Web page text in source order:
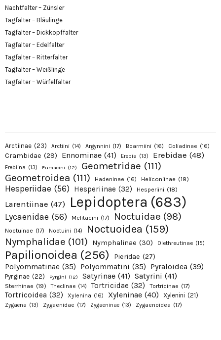
Nachtfalter – Zünsler
Tagfalter – Bläulinge
Tagfalter – Dickkopffalter
Tagfalter – Edelfalter
Tagfalter – Ritterfalter
Tagfalter – Weißlinge
Tagfalter – Würfelfalter
Arctiinae (23) Arctiini (14) Argynnini (17) Boarmiini (16) Coliadinae (16)
Crambidae (29) Ennominae (41) Erebia (13) Erebidae (48)
Erebiina (13) Eumaeini (12) Geometridae (111)
Geometroidea (111) Hadeninae (16) Heliconiinae (18)
Hesperiidae (56) Hesperiinae (32) Hesperiini (18)
Larentiinae (47) Lepidoptera (683)
Lycaenidae (56) Melitaeini (17) Noctuidae (98)
Noctuinae (17) Noctuini (14) Noctuoidea (159)
Nymphalidae (101) Nymphalinae (30) Olethreutinae (15)
Papilionoidea (256) Pieridae (27)
Polyommatinae (35) Polyommatini (35) Pyraloidea (39)
Pyrginae (22) Pyrgini (12) Satyrinae (41) Satyrini (41)
Sterrhinae (19) Theclinae (14) Tortricidae (32) Tortricinae (17)
Tortricoidea (32) Xylenina (16) Xyleninae (40) Xylenini (21)
Zygaena (13) Zygaenidae (17) Zygaeninae (13) Zygaenoidea (17)